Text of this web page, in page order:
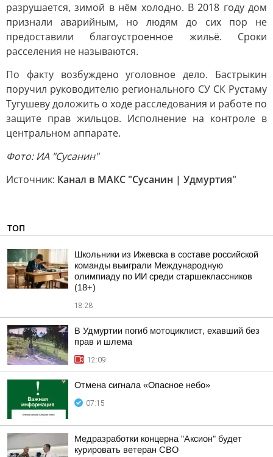
разрушается, зимой в нём холодно. В 2018 году дом
признали аварийным, но людям до сих пор не
предоставили благоустроенное жильё. Сроки
расселения не называются.
По факту возбуждено уголовное дело. Бастрыкин
поручил руководителю регионального СУ СК Рустаму
Тугушеву доложить о ходе расследования и работе по
защите прав жильцов. Исполнение на контроле в
центральном аппарате.
Фото: ИА "Сусанин"
Источник: Канал в МАКС "Сусанин | Удмуртия"
ТОП
Школьники из Ижевска в составе российской
команды выиграли Международную
олимпиаду по ИИ среди старшеклассников
(18+)
18:28
В Удмуртии погиб мотоциклист, ехавший без
прав и шлема
12:09
Отмена сигнала «Опасное небо»
07:15
Медразработки концерна "Аксион" будет
курировать ветеран СВО